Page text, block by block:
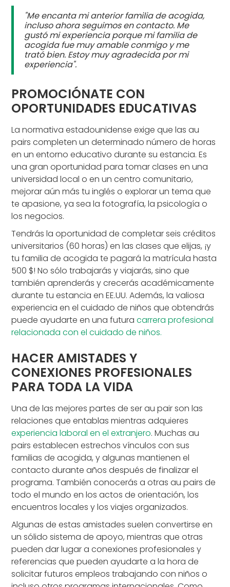
"Me encanta mi anterior familia de acogida,
incluso ahora seguimos en contacto. Me
gustó mi experiencia porque mi familia de
acogida fue muy amable conmigo y me
trató bien. Estoy muy agradecida por mi
experiencia".
PROMOCIÓNATE CON
OPORTUNIDADES EDUCATIVAS
La normativa estadounidense exige que las au
pairs completen un determinado número de horas
en un entorno educativo durante su estancia. Es
una gran oportunidad para tomar clases en una
universidad local o en un centro comunitario,
mejorar aún más tu inglés o explorar un tema que
te apasione, ya sea la fotografía, la psicología o
los negocios.
Tendrás la oportunidad de completar seis créditos
universitarios (60 horas) en las clases que elijas, ¡y
tu familia de acogida te pagará la matrícula hasta
500 $! No sólo trabajarás y viajarás, sino que
también aprenderás y crecerás académicamente
durante tu estancia en EE.UU. Además, la valiosa
experiencia en el cuidado de niños que obtendrás
puede ayudarte en una futuracarrera profesional
relacionada con el cuidado de niños.
HACER AMISTADES Y
CONEXIONES PROFESIONALES
PARA TODA LA VIDA
Una de las mejores partes de ser au pair son las
relaciones que entablas mientras adquieres
experiencia laboral en el extranjero. Muchas au
pairs establecen estrechos vínculos con sus
familias de acogida, y algunas mantienen el
contacto durante años después de finalizar el
programa. También conocerás a otras au pairs de
todo el mundo en los actos de orientación, los
encuentros locales y los viajes organizados.
Algunas de estas amistades suelen convertirse en
un sólido sistema de apoyo, mientras que otras
pueden dar lugar a conexiones profesionales y
referencias que pueden ayudarte a la hora de
solicitar futuros empleos trabajando con niños o